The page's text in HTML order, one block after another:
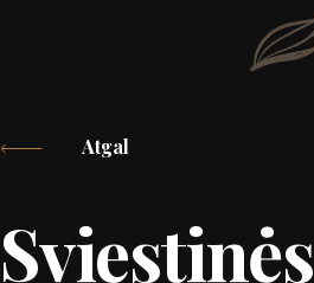
Atgal
Sviestinės